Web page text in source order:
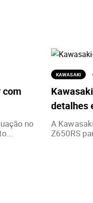
com
no
KAWASAKI
detalhes
A
Z650RS